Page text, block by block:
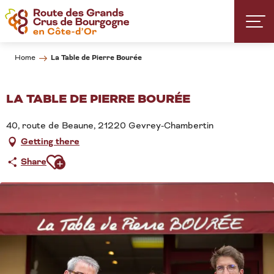
Aller
au
contenu
Home La Table de Pierre Bourée
LA TABLE DE PIERRE BOURÉE
40, route de Beaune, 21220 Gevrey-Chambertin
Getting there
ShareAjouter aux favoris